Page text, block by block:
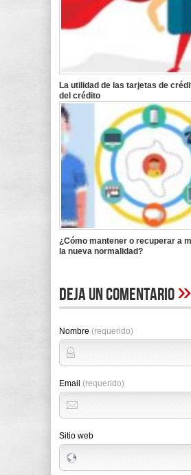
La utilidad de las tarjetas de
del crédito
¿Cómo mantener o recuperar a
la nueva normalidad?
Deja un comentario»
Nombre (requerido)
Email (requerido)
Sitio web